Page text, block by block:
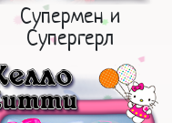
Супермен и
Супергерл